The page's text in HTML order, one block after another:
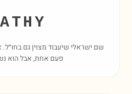
שם ישראלי שיעבוד מצוין גם בחו״ל.
פעם אחת, אבל הוא